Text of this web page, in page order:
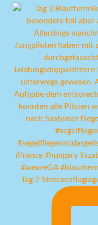
Tag 2